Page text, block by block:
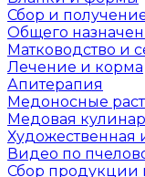
Сбор и
Общего
Матководство и
Лечение и корма
Апитерапия
Медоносные
Медовая
Художественная
Видео по
Сбор продукции